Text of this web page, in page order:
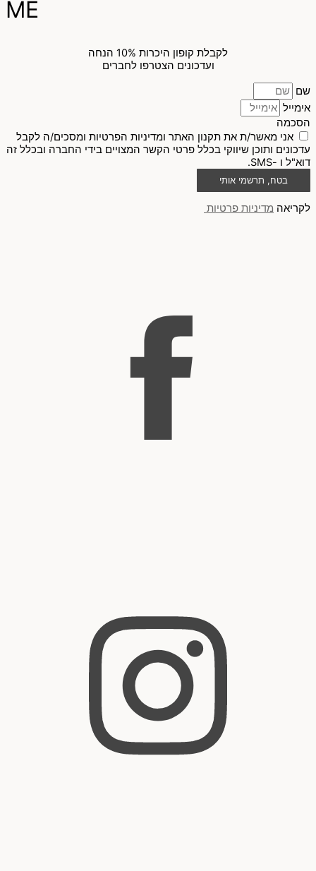
ME
לקבלת קופון היכרות 10% הנחה
ועדכונים הצטרפו לחברים
שם
אימייל
הסכמה
אני מאשר/ת את תקנון האתר ומדיניות הפרטיות ומסכים/ה לקבל
עדכונים ותוכן שיווקי בכלל פרטי הקשר המצויים בידי החברה ובכלל זה
דוא"ל ו -SMS.
בטח, תרשמי אותי
לקריאה מדיניות פרטיות